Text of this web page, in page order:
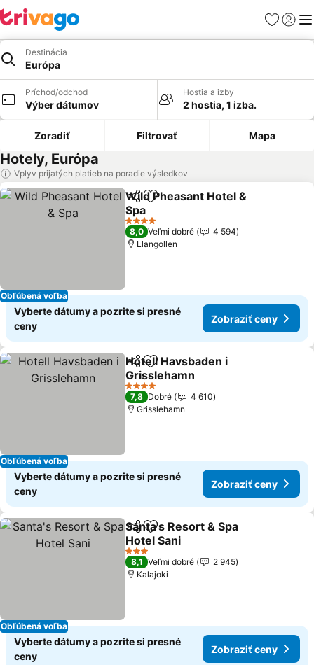
Obľúbené
Destinácia
Európa
Príchod/odchod
Výber dátumov
Hostia a izby
2 hostia, 1 izba.
Zoradiť Filtrovať Mapa
Hotely, Európa
Vplyv prijatých platieb na poradie výsledkov
Obľúbená voľba
ZdieľaťPridať do obľúbených
Wild Pheasant Hotel &
Spa
4 Počet hviezdičiek
8,0 Veľmi dobré
4 594
Llangollen
Vyberte dátumy a pozrite si presné
ceny
Zobraziť ceny
Obľúbená voľba
ZdieľaťPridať do obľúbených
Hotell Havsbaden i
Grisslehamn
4 Počet hviezdičiek
7,8 Dobré
4 610
Grisslehamn
Vyberte dátumy a pozrite si presné
ceny
Zobraziť ceny
Obľúbená voľba
ZdieľaťPridať do obľúbených
Santa's Resort & Spa
Hotel Sani
3 Počet hviezdičiek
8,1 Veľmi dobré
2 945
Kalajoki
Vyberte dátumy a pozrite si presné
ceny
Zobraziť ceny